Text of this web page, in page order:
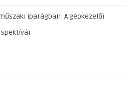
iparágban: A gépkezelői